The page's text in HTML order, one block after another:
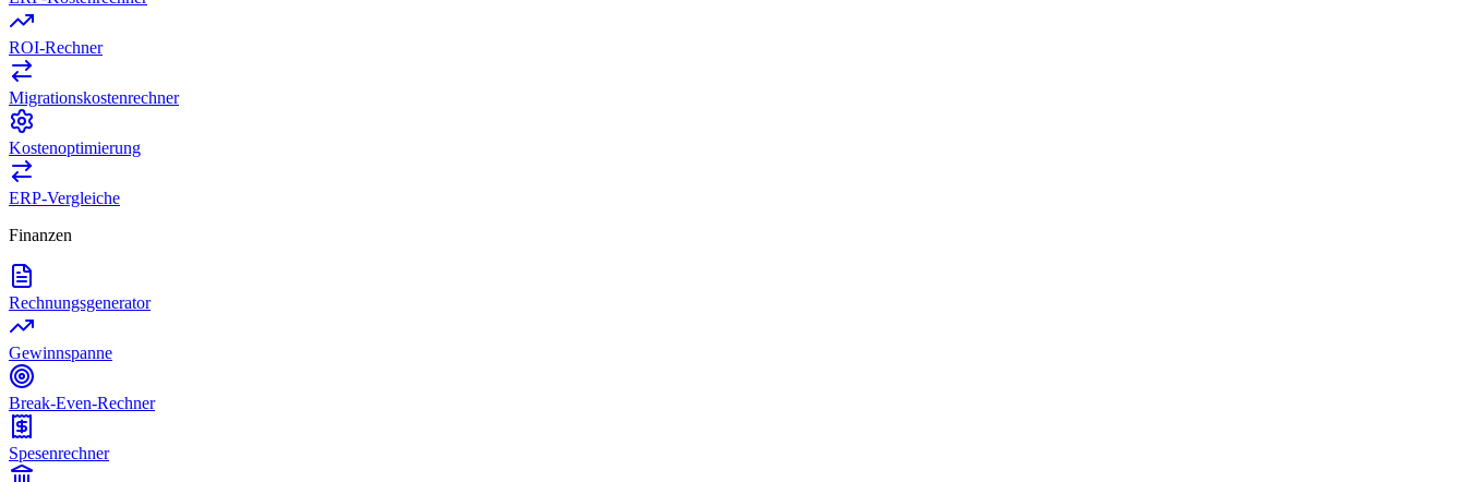
ROI-Rechner
Migrationskostenrechner
Kostenoptimierung
ERP-Vergleiche
Finanzen
Rechnungsgenerator
Gewinnspanne
Break-Even-Rechner
Spesenrechner